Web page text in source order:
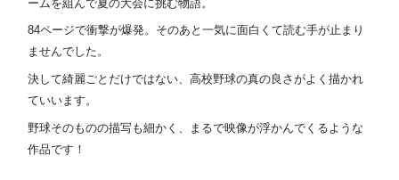
ームを組んで夏の大会に挑む物語。
84ページで衝撃が爆発。そのあと一気に面白くて読む手が止まり
ませんでした。
決して綺麗ごとだけではない、高校野球の真の良さがよく描かれ
ていいます。
野球そのものの描写も細かく、まるで映像が浮かんでくるような
作品です！